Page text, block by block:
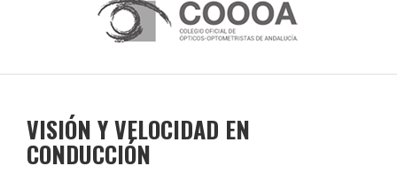
VISIÓN Y VELOCIDAD EN
CONDUCCIÓN